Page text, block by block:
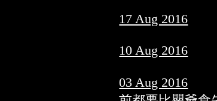
17 Aug 2016
10 Aug 2016
03 Aug 2016